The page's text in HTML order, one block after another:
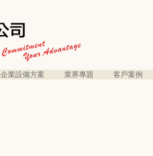
企業設備方案 業界專題 客戶案例